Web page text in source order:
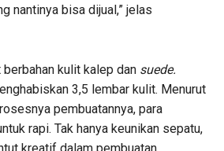
nantinya bisa dijual,” jelas
kulit kalep dan suede.
3,5 lembar kulit. Menurut
pembuatannya, para
rapi. Tak hanya keunikan sepatu,
kreatif dalam pembuatan